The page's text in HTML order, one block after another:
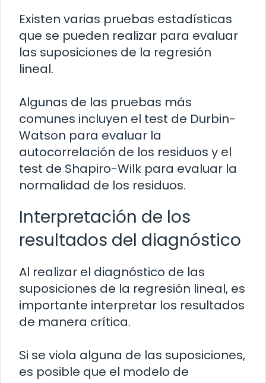
Existen varias pruebas estadísticas
que se pueden realizar para evaluar
las suposiciones de la regresión
lineal.
Algunas de las pruebas más
comunes incluyen el test de Durbin-
Watson para evaluar la
autocorrelación de los residuos y el
test de Shapiro-Wilk para evaluar la
normalidad de los residuos.
Interpretación de los
resultados del diagnóstico
Al realizar el diagnóstico de las
suposiciones de la regresión lineal, es
importante interpretar los resultados
de manera crítica.
Si se viola alguna de las suposiciones,
es posible que el modelo de